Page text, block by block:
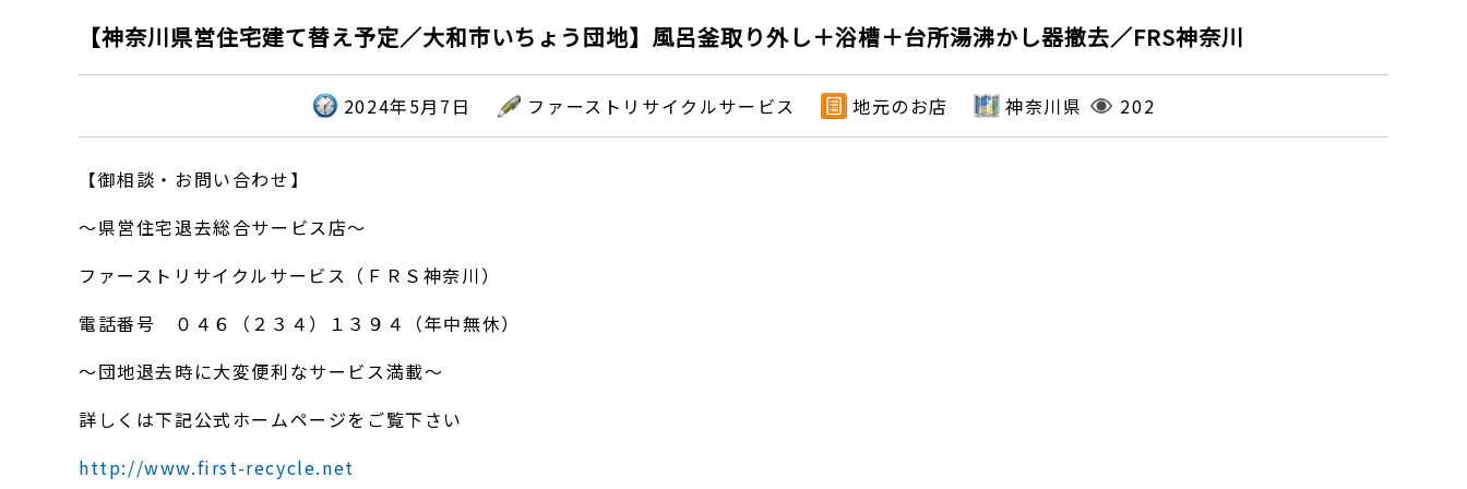
【神奈川県営住宅建て替え予定／大和市いちょう団地】風呂釜取り外し＋浴槽＋台所湯沸かし器撤去／FRS神奈川
2024年5月7日 ファーストリサイクルサービス 地元のお店 神奈川県 202
【御相談・お問い合わせ】
～県営住宅退去総合サービス店～
ファーストリサイクルサービス（ＦＲＳ神奈川）
電話番号 ０４６（２３４）１３９４（年中無休）
～団地退去時に大変便利なサービス満載～
詳しくは下記公式ホームページをご覧下さい
http://www.first-recycle.net